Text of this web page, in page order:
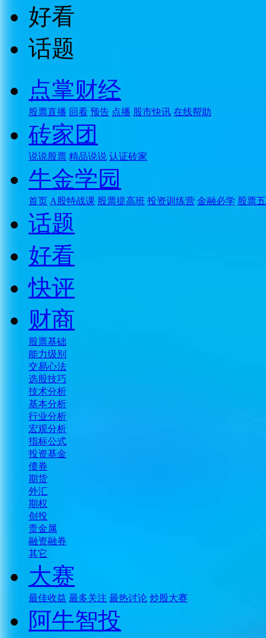
好看
话题
点掌财经
股票直播 回看 预告 点播 股市快讯 在线帮助
砖家团
说说股票 精品说说 认证砖家
牛金学园
首页 A股特战课 股票提高班 投资训练营 金融必学 股票
话题
好看
快评
财商
股票基础
能力级别
交易心法
选股技巧
技术分析
基本分析
行业分析
宏观分析
指标公式
投资基金
债券
期货
外汇
期权
创投
贵金属
融资融券
其它
大赛
最佳收益 最多关注 最热讨论 炒股大赛
阿牛智投